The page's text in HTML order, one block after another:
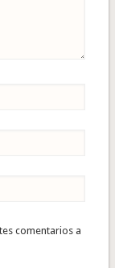
comentarios a